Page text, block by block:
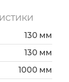
130 мм
130 мм
1000 мм